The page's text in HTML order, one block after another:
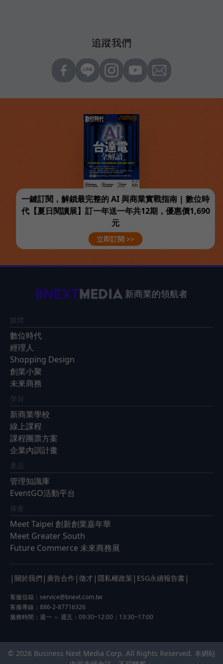
追蹤我們
一鍵訂閱，解鎖最完整的 AI 與商業實戰指南 | 數位時
代【夏日閱讀展】訂一年送一年共12期，優惠價1,690
元
立即訂閱 >>
新商業的領航者
媒體
數位時代
經理人
Shopping Design
創業小聚
未來商務
學習
新商業學校
線上課程
課程團票方案
企業內訓計畫
產品
管理知識庫
EventGO活動平台
展會
Meet Taipei 創新創業嘉年華
Meet Greater South
Future Commerce 未來商務展
| 關於我們 | 廣告合作 | 徵才 | 隱私權政策 | ESG永續報告書 |
客服信箱： service@bnext.com.tw
客服專線：886-2-87716326
服務時間：週一 ～ 週五：09:30~12:00；13:30~17:00
© 2026 Business Next Media Corp. All Rights Reserved. 本網站